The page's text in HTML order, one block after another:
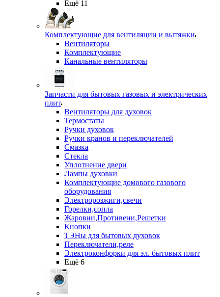
Ещё 11
Комплектующие для вентиляции и вытяжки
Вентиляторы
Комплектующие
Канальные вентиляторы
Запчасти для бытовых газовых и электрических
плит
Вентиляторы для духовок
Термостаты
Ручки духовок
Ручки кранов и переключателей
Смазка
Стекла
Уплотнение двери
Лампы духовки
Комплектующие домового газового
оборудования
Электророзжиги,свечи
Горелки,сопла
Жаровни,Противени,Решетки
Кнопки
ТЭНы для бытовых духовок
Переключатели,реле
Электроконфорки для эл. бытовых плит
Ещё 6